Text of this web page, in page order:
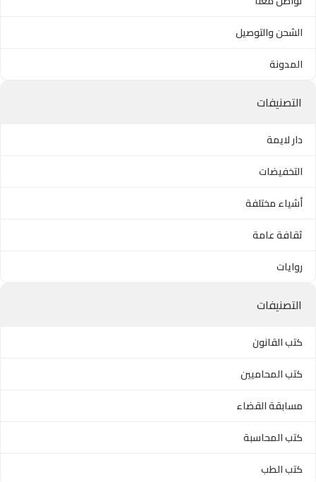
الشحن والتوصيل
المدونة
التصنيفات
دار لايمة
التخفيضات
أشياء مختلفة
ثقافة عامة
روايات
التصنيفات
كتب القانون
كتب المحاميين
مسابقة القضاء
كتب المحاسبة
كتب الطب